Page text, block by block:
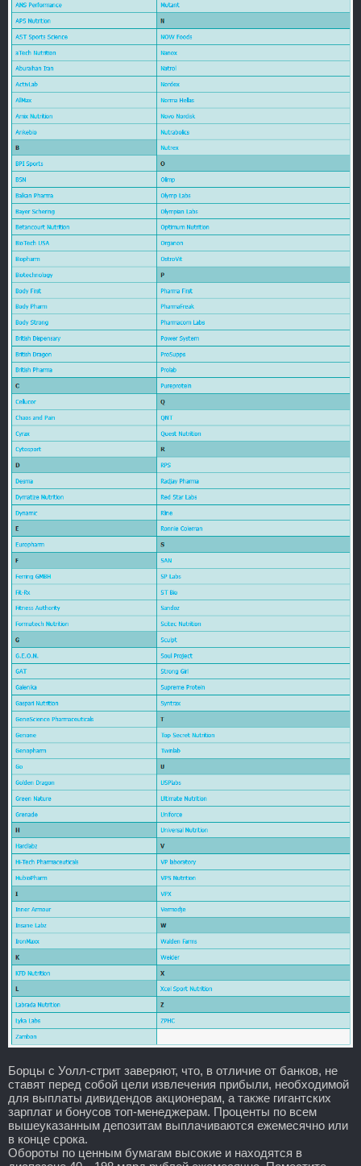
Борцы с Уолл-стрит заверяют, что, в отличие от банков, не
ставят перед собой цели извлечения прибыли, необходимой
для выплаты дивидендов акционерам, а также гигантских
зарплат и бонусов топ-менеджерам. Проценты по всем
вышеуказанным депозитам выплачиваются ежемесячно или
в конце срока.
Обороты по ценным бумагам высокие и находятся в